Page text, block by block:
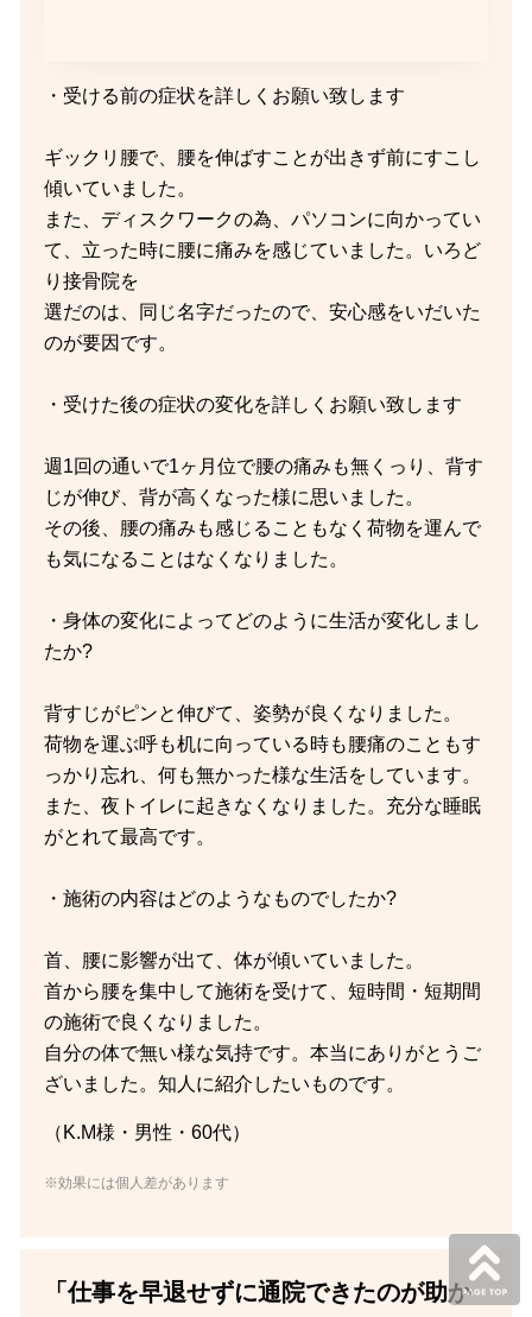
・受ける前の症状を詳しくお願い致します
ギックリ腰で、腰を伸ばすことが出きず前にすこし
傾いていました。
また、ディスクワークの為、パソコンに向かってい
て、立った時に腰に痛みを感じていました。いろど
り接骨院を
選だのは、同じ名字だったので、安心感をいだいた
のが要因です。
・受けた後の症状の変化を詳しくお願い致します
週1回の通いで1ヶ月位で腰の痛みも無くっり、背す
じが伸び、背が高くなった様に思いました。
その後、腰の痛みも感じることもなく荷物を運んで
も気になることはなくなりました。
・身体の変化によってどのように生活が変化しまし
たか?
背すじがピンと伸びて、姿勢が良くなりました。
荷物を運ぶ呼も机に向っている時も腰痛のこともす
っかり忘れ、何も無かった様な生活をしています。
また、夜トイレに起きなくなりました。充分な睡眠
がとれて最高です。
・施術の内容はどのようなものでしたか?
首、腰に影響が出て、体が傾いていました。
首から腰を集中して施術を受けて、短時間・短期間
の施術で良くなりました。
自分の体で無い様な気持です。本当にありがとうご
ざいました。知人に紹介したいものです。
（K.M様・男性・60代）
※効果には個人差があります
「仕事を早退せずに通院できたのが助か